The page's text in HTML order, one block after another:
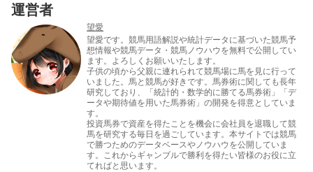
運営者
望愛
望愛です。競馬用語解説や統計データに基づいた競馬予
想情報や競馬データ・競馬ノウハウを無料で公開してい
ます。よろしくお願いいたします。
子供の頃から父親に連れられて競馬場に馬を見に行って
いました。馬と競馬が好きです。馬券術に関しても長年
研究しており、「統計的・数学的に勝てる馬券術」「デ
ータや期待値を用いた馬券術」の開発を得意としていま
す。
投資馬券で資産を得たことを機会に会社員を退職して競
馬を研究する毎日を過ごしています。本サイトでは競馬
で勝つためのデータベースやノウハウを公開していま
す。これからギャンブルで勝利を得たい皆様のお役に立
てればと思います。